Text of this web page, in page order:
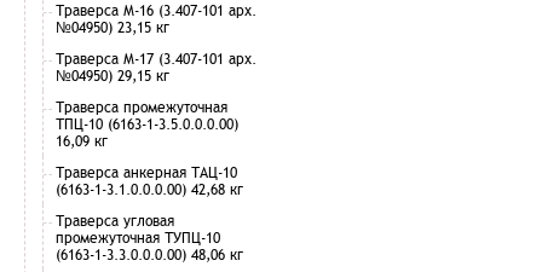
Траверса М-16 (3.407-101 арх.
№04950) 23,15 кг
Траверса М-17 (3.407-101 арх.
№04950) 29,15 кг
Траверса промежуточная
ТПЦ-10 (6163-1-3.5.0.0.0.00)
16,09 кг
Траверса анкерная ТАЦ-10
(6163-1-3.1.0.0.0.00) 42,68 кг
Траверса угловая
промежуточная ТУПЦ-10
(6163-1-3.3.0.0.0.00) 48,06 кг